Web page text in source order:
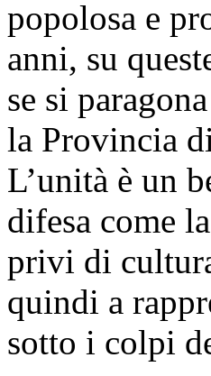
popolosa e
anni, su
se si
la Provincia
L’unità è un
difesa come
privi di
quindi a
sotto i colpi